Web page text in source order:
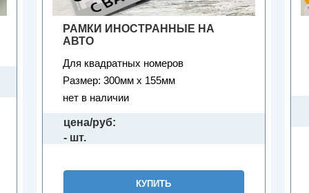
РАМКИ ИНОСТРАННЫЕ НА
АВТО
Для квадратных номеров
Размер: 300мм х 155мм
нет в наличии
цена/руб:
- шт.
КУПИТЬ